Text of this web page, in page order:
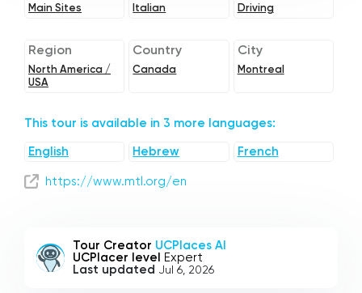
Main Sites Italian Driving
Region
North America /
USA
Country
Canada
City
Montreal
This tour is available in 3 more languages:
English
Hebrew French
https://www.mtl.org/en
Tour Creator UCPlaces AI
UCPlacer level Expert
Last updated Jul 6, 2026